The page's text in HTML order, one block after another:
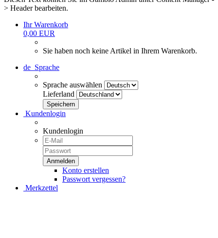
> Header bearbeiten.
Ihr Warenkorb
0,00 EUR
Sie haben noch keine Artikel in Ihrem Warenkorb.
de Sprache
Sprache auswählen
Lieferland
Kundenlogin
Kundenlogin
Konto erstellen
Passwort vergessen?
Merkzettel